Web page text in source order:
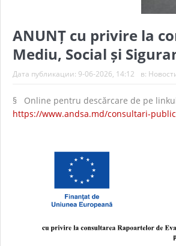
ANUNȚ cu privire la
Mediu, Social și
Дата публикации: 9-06-2026, 14:12 в:
§ Online pentru descărcare de pe
https://www.andsa.md/consultari-